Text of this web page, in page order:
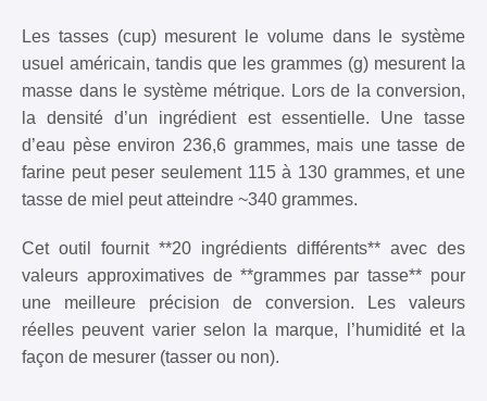
Les tasses (cup) mesurent le volume dans le système
usuel américain, tandis que les grammes (g) mesurent la
masse dans le système métrique. Lors de la conversion,
la densité d’un ingrédient est essentielle. Une tasse
d’eau pèse environ 236,6 grammes, mais une tasse de
farine peut peser seulement 115 à 130 grammes, et une
tasse de miel peut atteindre ~340 grammes.
Cet outil fournit **20 ingrédients différents** avec des
valeurs approximatives de **grammes par tasse** pour
une meilleure précision de conversion. Les valeurs
réelles peuvent varier selon la marque, l’humidité et la
façon de mesurer (tasser ou non).